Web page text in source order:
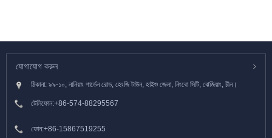
যোগাযোগ করুন
ঠিকানা: ৯৯-১০, নানিয়াং গার্ডেন রোড, হেংজি টাউন, হাইশু জেলা, নিংবো সিটি, ঝেজিয়াং, চীন।
টেলিফোন:+86-574-88295567
ফোন:+86-15867519255